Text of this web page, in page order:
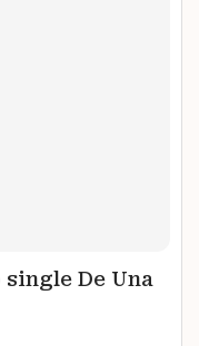
single De Una